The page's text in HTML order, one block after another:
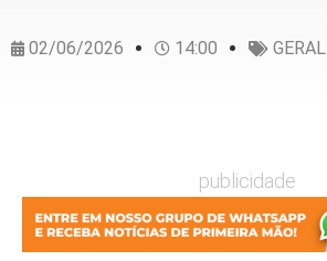
02/06/2026 14:00 GERAL
publicidade